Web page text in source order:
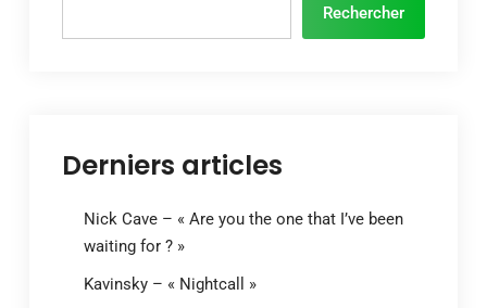
Rechercher
Derniers articles
Nick Cave – « Are you the one that I’ve been
waiting for ? »
Kavinsky – « Nightcall »